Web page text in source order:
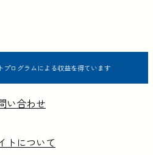
プログラムによる収益を得ています
い合わせ
トについて